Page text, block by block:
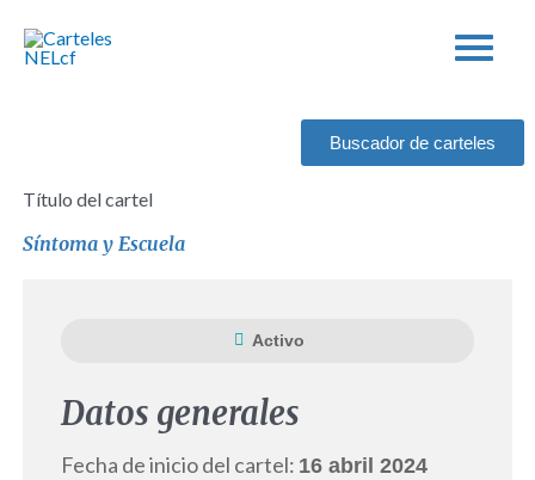
Buscador de carteles
Título del cartel
Síntoma y Escuela
Activo
Datos generales
Fecha de inicio del cartel: 16 abril 2024